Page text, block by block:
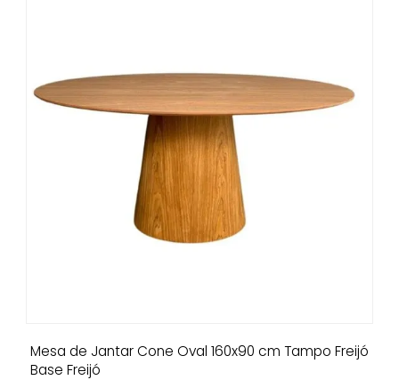
Mesa de Jantar Cone Oval 160x90 cm Tampo Freijó
Base Freijó